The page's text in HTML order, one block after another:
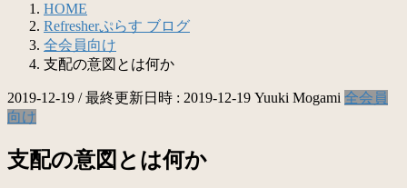
HOME
Refresherぷらす ブログ
全会員向け
支配の意図とは何か
2019-12-19 / 最終更新日時 : 2019-12-19 Yuuki Mogami 全会員
向け
支配の意図とは何か